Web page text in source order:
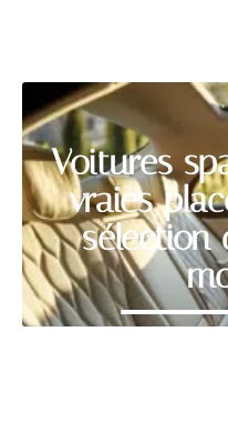
Voitures
vraies
sélection